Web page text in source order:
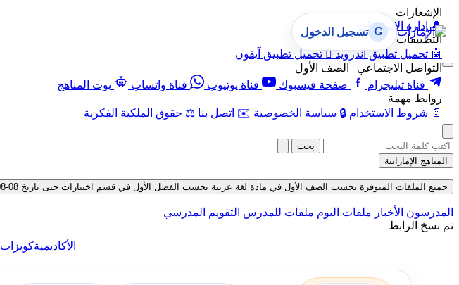
الإشعارات
🔔 إدارة الإشعارات
التطبيقات
🤖 تحميل تطبيق أندرويد  تحميل تطبيق آيفون
التواصل الاجتماعي | الصف الأول
قناة تيليجرام
صفحة فيسبوك قناة يوتيوب قناة واتساب
بوت المناهج
روابط مهمة
📄 شروط الاستخدام 🔒 سياسة الخصوصية ✉️ اتصل بنا ⚖️ حقوق الملكية الفكرية
G تسجيل الدخول
بحث
المناهج الإماراتية
جميع الملفات المتوفرة بحسب الصف الأول في مادة لغة عربية بحسب الفصل الأول في قسم اختبارات حتى تاريخ 08-08-2026
المدرسون الأخبار ملفات اليوم ملفات للمدرس التقويم المدرسي
تم نسخ الرابط
الأكاديميةكويزات